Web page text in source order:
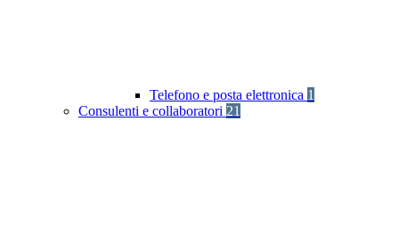
Telefono e posta elettronica 1
Consulenti e collaboratori 21